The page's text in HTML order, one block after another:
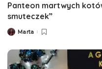
Panteon martwych
smuteczek”
Posted
Marta